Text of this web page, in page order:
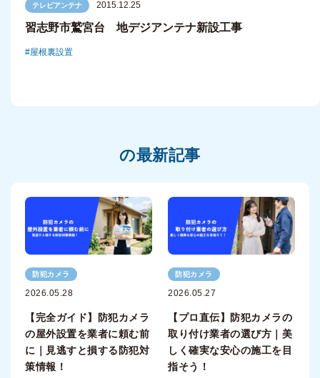
テレビアンテナ 2015.12.25
習志野市鷲宮台 地デジアンテナ新設工事
屋根裏設置
の最新記事
防犯カメラ
2026.05.28
【完全ガイド】防犯カメラ
の屋外設置を業者に頼む前
に｜見逃すと損する防犯対
策情報！
防犯カメラ
2026.05.27
【プロ直伝】防犯カメラの
取り付け業者の選び方｜美
しく確実な安心の施工を目
指そう！